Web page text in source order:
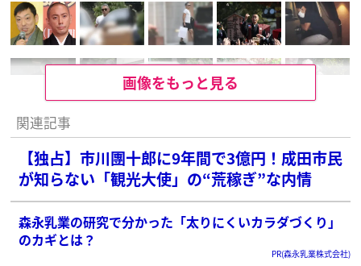
画像をもっと見る
関連記事
【独占】市川團十郎に9年間で3億円！成田市民
が知らない「観光大使」の“荒稼ぎ”な内情
森永乳業の研究で分かった「太りにくいカラダづくり」
のカギとは？
PR(森永乳業株式会社)